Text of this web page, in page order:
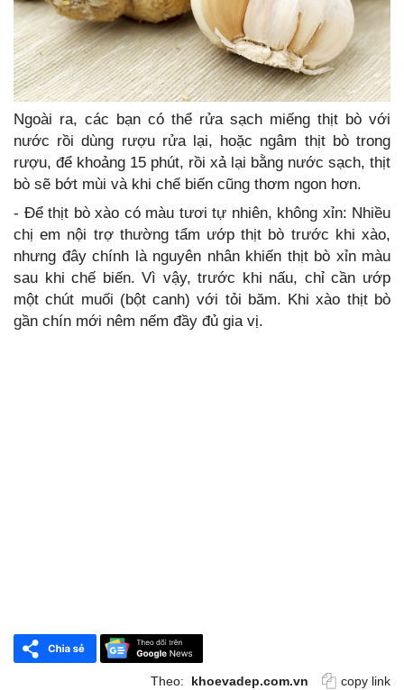
Ngoài ra, các bạn có thể rửa sạch miếng thịt bò với
nước rồi dùng rượu rửa lại, hoặc ngâm thịt bò trong
rượu, để khoảng 15 phút, rồi xả lại bằng nước sạch, thịt
bò sẽ bớt mùi và khi chế biến cũng thơm ngon hơn.
- Để thịt bò xào có màu tươi tự nhiên, không xỉn: Nhiều
chị em nội trợ thường tẩm ướp thịt bò trước khi xào,
nhưng đây chính là nguyên nhân khiến thịt bò xỉn màu
sau khi chế biến. Vì vậy, trước khi nấu, chỉ cần ướp
một chút muối (bột canh) với tỏi băm. Khi xào thịt bò
gần chín mới nêm nếm đầy đủ gia vị.
Theo: khoevadep.com.vn copy link